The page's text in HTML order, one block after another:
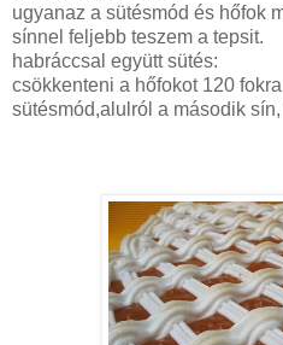
ugyanaz a sütésmód és hőfok
sínnel feljebb teszem a tepsit.
habráccsal együtt sütés:
csökkenteni a hőfokot 120
sütésmód,alulról a második